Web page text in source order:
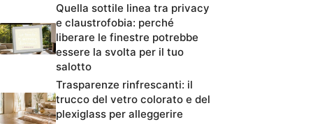
Quella sottile linea tra privacy
e claustrofobia: perché
liberare le finestre potrebbe
essere la svolta per il tuo
salotto
Trasparenze rinfrescanti: il
trucco del vetro colorato e del
plexiglass per alleggerire